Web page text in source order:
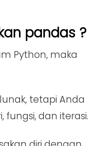
pandas ?
Python, maka
tetapi Anda
dan iterasi.